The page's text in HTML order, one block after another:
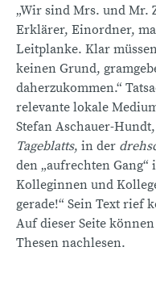
„Wir sind Mrs. und
Erklärer, Einordner,
Leitplanke. Klar
keinen Grund,
daherzukommen.“
relevante lokale
Stefan Aschauer-
Tageblatts, in der
den „aufrechten
Kolleginnen und
gerade!“ Sein Text rief
Auf dieser Seite
Thesen nachlesen.